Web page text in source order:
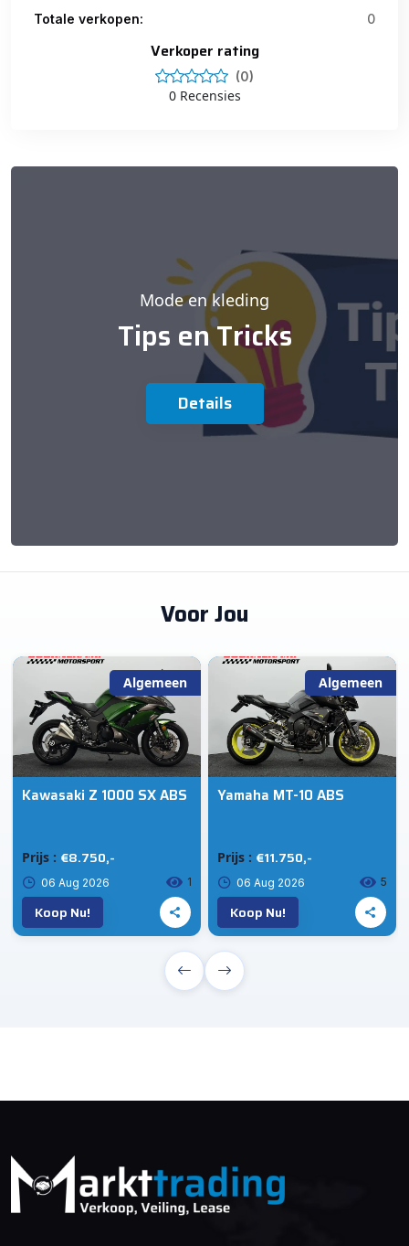
Totale verkopen: 0
Verkoper rating
(0)
0 Recensies
Mode en kleding
Tips en Tricks
Details
Voor Jou
Algemeen
Kawasaki Z 1000 SX ABS
Prijs : €8.750,-
06 Aug 2026 1
Koop Nu!
Algemeen
Yamaha MT-10 ABS
Prijs : €11.750,-
06 Aug 2026 5
Koop Nu!